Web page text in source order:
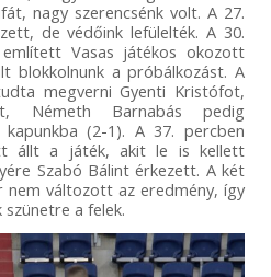
nagy szerencsénk volt. A 27.
de védőink lefülelték. A 30.
Vasas játékos okozott
blokkolnunk a próbálkozást. A
megverni Gyenti Kristófot,
Németh Barnabás pedig
(2-1). A 37. percben
állt a játék, akit le is kellett
Szabó Bálint érkezett. A két
nem változott az eredmény, így
a felek.